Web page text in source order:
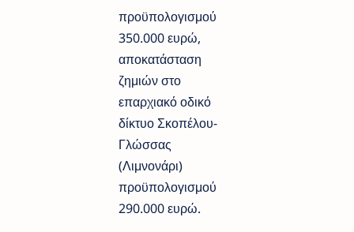
προϋπολογισμού
350.000 ευρώ,
αποκατάσταση
ζημιών στο
επαρχιακό οδικό
δίκτυο Σκοπέλου-
Γλώσσας
(Λιμνονάρι)
προϋπολογισμού
290.000 ευρώ.